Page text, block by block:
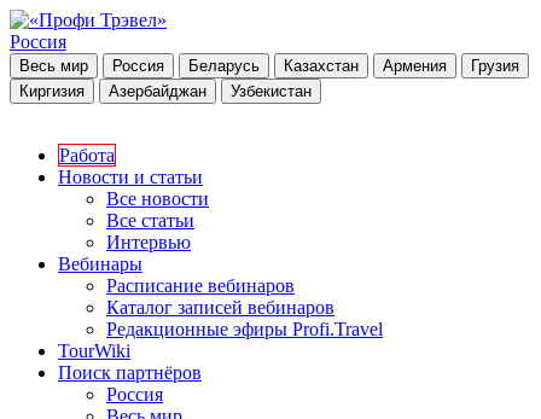
Россия
Весь мир Россия Беларусь Казахстан Армения
Грузия
Киргизия
Азербайджан Узбекистан
Работа
Новости и статьи
Все новости
Все статьи
Интервью
Вебинары
Расписание вебинаров
Каталог записей вебинаров
Редакционные эфиры Profi.Travel
TourWiki
Поиск партнёров
Россия